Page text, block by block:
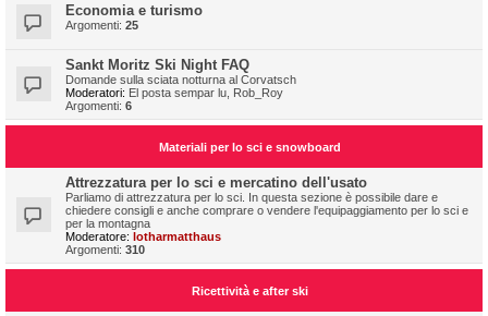
Economia e turismo
Argomenti: 25
Sankt Moritz Ski Night FAQ
Domande sulla sciata notturna al Corvatsch
Moderatori: El posta sempar lu Rob_Roy
Argomenti: 6
Materiali per lo sci e snowboard
Attrezzatura per lo sci e mercatino dell'usato
Parliamo di attrezzatura per lo sci. In questa sezione è possibile dare e
chiedere consigli e anche comprare o vendere l'equipaggiamento per lo sci e
per la montagna
Moderatore: lotharmatthaus
Argomenti: 310
Ricettività e after ski